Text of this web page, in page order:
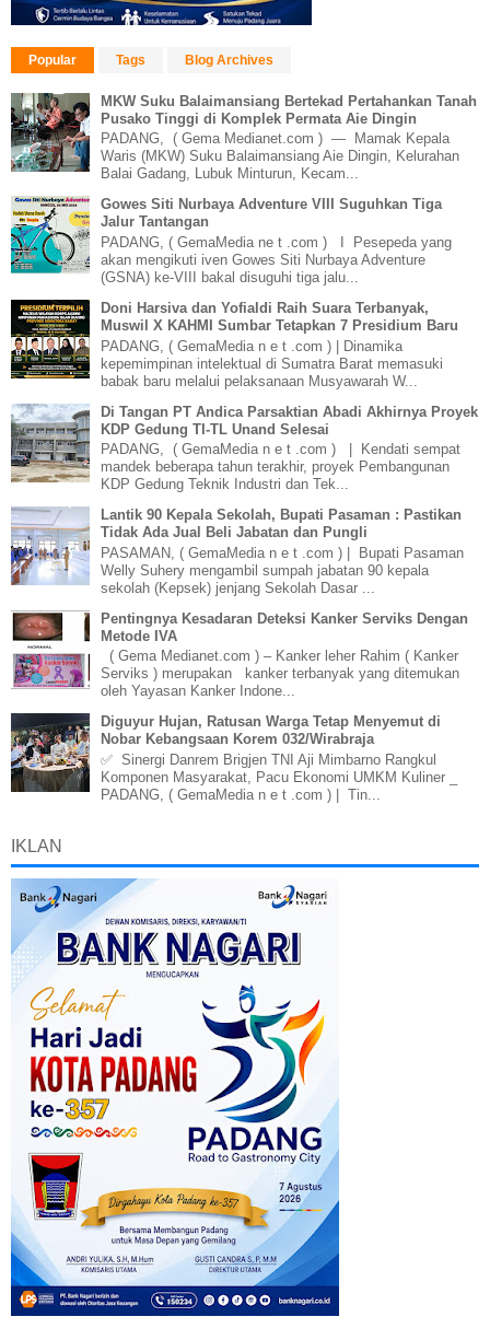
Popular Tags Blog Archives
MKW Suku Balaimansiang Bertekad Pertahankan Tanah
Pusako Tinggi di Komplek Permata Aie Dingin
PADANG, ( Gema Medianet.com ) — Mamak Kepala
Waris (MKW) Suku Balaimansiang Aie Dingin, Kelurahan
Balai Gadang, Lubuk Minturun, Kecam...
Gowes Siti Nurbaya Adventure VIII Suguhkan Tiga
Jalur Tantangan
PADANG, ( GemaMedia ne t .com ) I Pesepeda yang
akan mengikuti iven Gowes Siti Nurbaya Adventure
(GSNA) ke-VIII bakal disuguhi tiga jalu...
Doni Harsiva dan Yofialdi Raih Suara Terbanyak,
Muswil X KAHMI Sumbar Tetapkan 7 Presidium Baru
PADANG, ( GemaMedia n e t .com ) | Dinamika
kepemimpinan intelektual di Sumatra Barat memasuki
babak baru melalui pelaksanaan Musyawarah W...
Di Tangan PT Andica Parsaktian Abadi Akhirnya Proyek
KDP Gedung TI-TL Unand Selesai
PADANG, ( GemaMedia n e t .com ) | Kendati sempat
mandek beberapa tahun terakhir, proyek Pembangunan
KDP Gedung Teknik Industri dan Tek...
Lantik 90 Kepala Sekolah, Bupati Pasaman : Pastikan
Tidak Ada Jual Beli Jabatan dan Pungli
PASAMAN, ( GemaMedia n e t .com ) | Bupati Pasaman
Welly Suhery mengambil sumpah jabatan 90 kepala
sekolah (Kepsek) jenjang Sekolah Dasar ...
Pentingnya Kesadaran Deteksi Kanker Serviks Dengan
Metode IVA
( Gema Medianet.com ) – Kanker leher Rahim ( Kanker
Serviks ) merupakan kanker terbanyak yang ditemukan
oleh Yayasan Kanker Indone...
Diguyur Hujan, Ratusan Warga Tetap Menyemut di
Nobar Kebangsaan Korem 032/Wirabraja
✅ Sinergi Danrem Brigjen TNI Aji Mimbarno Rangkul
Komponen Masyarakat, Pacu Ekonomi UMKM Kuliner _
PADANG, ( GemaMedia n e t .com ) | Tin...
IKLAN